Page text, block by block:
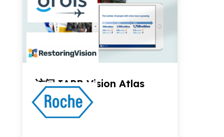
访问 IAPB Vision Atlas
了解更多